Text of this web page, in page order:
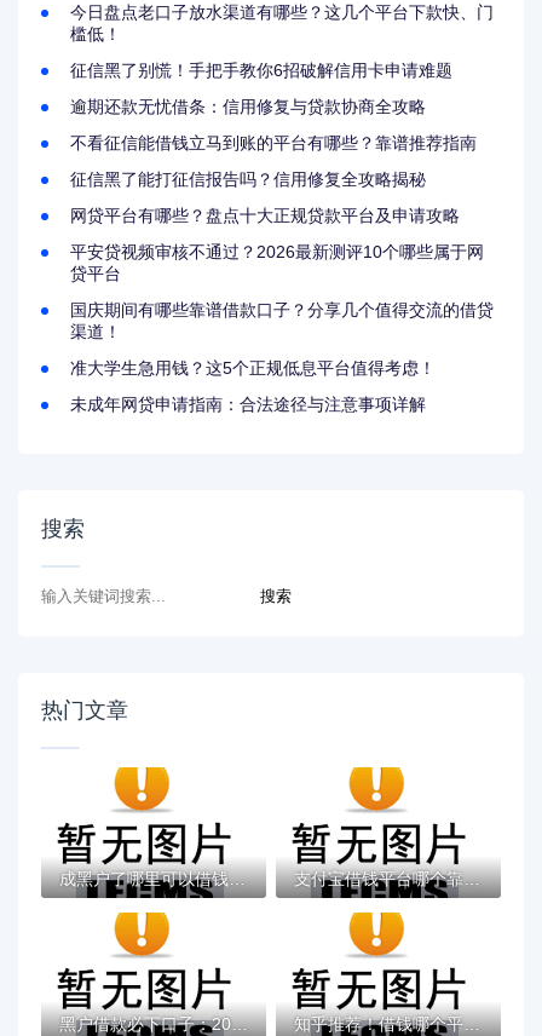
今日盘点老口子放水渠道有哪些？这几个平台下款快、门
槛低！
征信黑了别慌！手把手教你6招破解信用卡申请难题
逾期还款无忧借条：信用修复与贷款协商全攻略
不看征信能借钱立马到账的平台有哪些？靠谱推荐指南
征信黑了能打征信报告吗？信用修复全攻略揭秘
网贷平台有哪些？盘点十大正规贷款平台及申请攻略
平安贷视频审核不通过？2026最新测评10个哪些属于网
贷平台
国庆期间有哪些靠谱借款口子？分享几个值得交流的借贷
渠道！
准大学生急用钱？这5个正规低息平台值得考虑！
未成年网贷申请指南：合法途径与注意事项详解
搜索
热门文章
成黑户了哪里可以借钱急用啊，2025五大专属... 支付宝借钱平台哪个靠谱？实测这5款低息灵活...
黑户借款必下口子：2025推荐5个通过率100%的... 知乎推荐！借钱哪个平台靠谱？这5个低息正规...